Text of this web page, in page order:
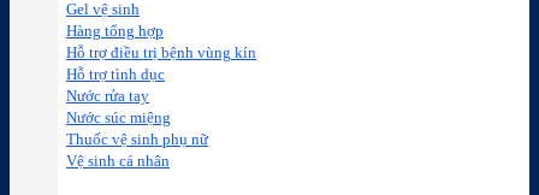
Gel vệ sinh
Hàng tổng hợp
Hỗ trợ điều trị bệnh vùng kín
Hỗ trợ tình dục
Nước rửa tay
Nước súc miệng
Thuốc vệ sinh phụ nữ
Vệ sinh cá nhân